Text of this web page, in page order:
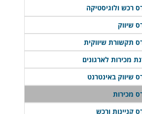
רכש ולוגיסטיקה
שיווק
תקשורת שיווקית
מכירות לארגונים
שיווק באינטרנט
מכירות
קניינות ורכש